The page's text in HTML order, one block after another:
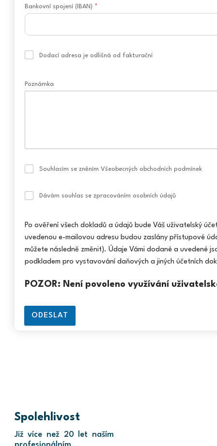
Bankovní spojení (IBAN) *
Dodací adresa je odlišná od fakturační
Poznámka
Souhlasím se zněním Všeobecných obchodních podmínek
Dávám souhlas se zpracováním osobních údajů
Po ověření všech dokladů a údajů bude Váš uživatelský
uvedenou e-mailovou adresu budou zaslány přístupové
můžete následně změnit). Údaje Vámi dodané a uvedené
podkladem pro vystavování daňových a jiných účetních
POZOR: Není povoleno využívání
ODESLAT
Spolehlivost
Již více než 20 let naším